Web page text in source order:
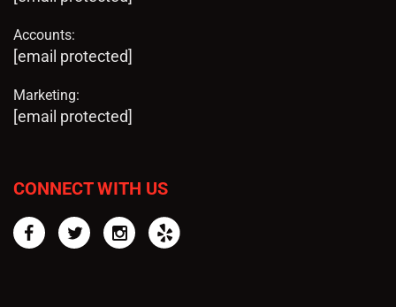
Accounts:
[email protected]
Marketing:
[email protected]
CONNECT WITH US
FacebookTwitterInstagram